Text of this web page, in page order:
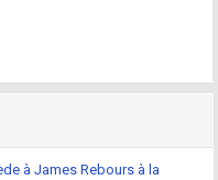
à James Rebours à la